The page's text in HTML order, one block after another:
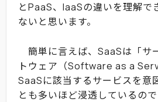
とPaaS、IaaSの違いを理解で
ないと思います。
簡単に言えば、SaaSは「サ
トウェア（Software as a
SaaSに該当するサービスを意
とも多いほど浸透しているの